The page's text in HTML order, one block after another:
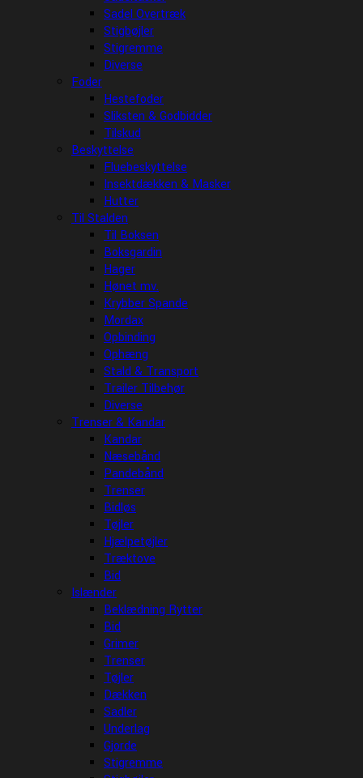
Sadel Overtræk
Stigbøjler
Stigremme
Diverse
Foder
Hestefoder
Sliksten & Godbidder
Tilskud
Beskyttelse
Fluebeskyttelse
Insektdækken & Masker
Hutter
Til Stalden
Til Boksen
Boksgardin
Hager
Hønet mv.
Krybber Spande
Mordax
Opbinding
Ophæng
Stald & Transport
Trailer Tilbehør
Diverse
Trenser & Kandar
Kandar
Næsebånd
Pandebånd
Trenser
Bidløs
Tøjler
Hjælpetøjler
Træktove
Bid
Islænder
Beklædning Rytter
Bid
Grimer
Trenser
Tøjler
Dækken
Sadler
Underlag
Gjorde
Stigremme